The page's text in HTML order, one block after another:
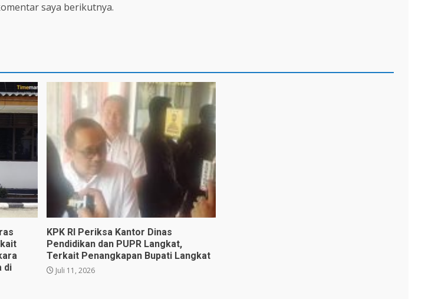
saya berikutnya.
di
KPK RI Periksa Kantor Dinas
Pendidikan dan PUPR Langkat,
Terkait Penangkapan Bupati Langkat
Juli 11, 2026